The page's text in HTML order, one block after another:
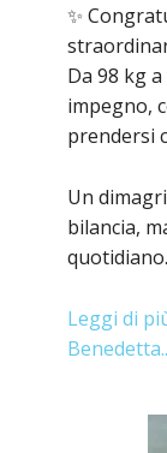
✨
Da 98 kg
impegno,
prendersi
Un
bilancia,
quotidiano.
Leggi di